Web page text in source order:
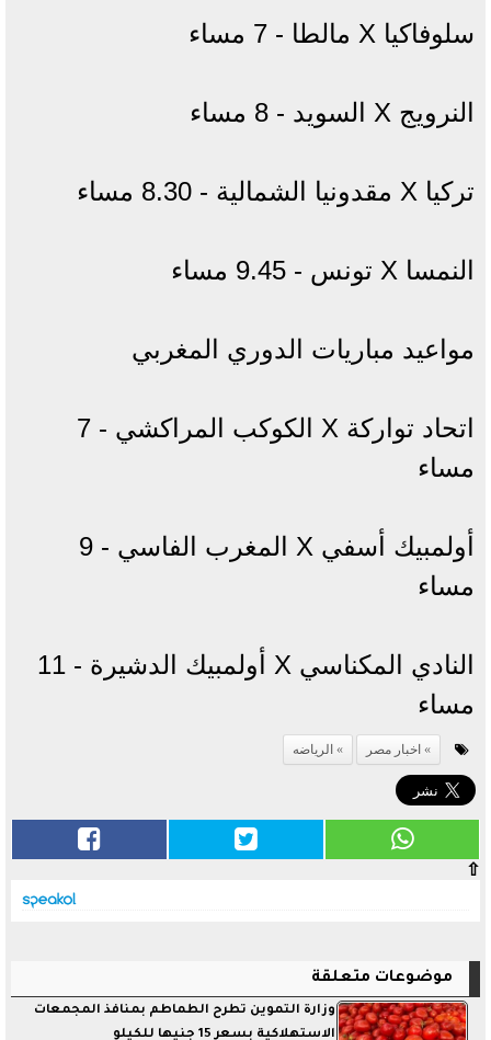
سلوفاكيا X مالطا - 7 مساء
النرويج X السويد - 8 مساء
تركيا X مقدونيا الشمالية - 8.30 مساء
النمسا X تونس - 9.45 مساء
مواعيد مباريات الدوري المغربي
اتحاد تواركة X الكوكب المراكشي - 7
مساء
أولمبيك أسفي X المغرب الفاسي - 9
مساء
النادي المكناسي X أولمبيك الدشيرة - 11
مساء
اخبار مصر الرياضه
⇧
موضوعات متعلقة
وزارة التموين تطرح الطماطم بمنافذ المجمعات
الاستهلاكية بسعر 15 جنيها للكيلو